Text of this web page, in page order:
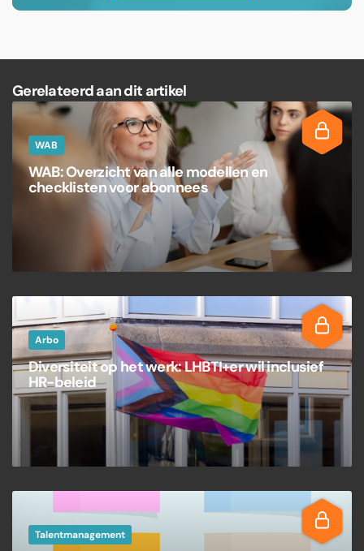
Gerelateerd aan dit artikel
WAB
WAB: Overzicht van alle modellen en
checklisten voor abonnees
Arbo
Diversiteit op het werk: LHBTI+er wil inclusief
HR-beleid
Talentmanagement